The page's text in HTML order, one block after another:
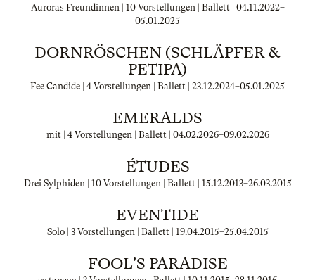
Auroras Freundinnen | 10 Vorstellungen | Ballett | 04.11.2022–
05.01.2025
DORNRÖSCHEN (SCHLÄPFER &
PETIPA)
Fee Candide | 4 Vorstellungen | Ballett | 23.12.2024–05.01.2025
EMERALDS
mit | 4 Vorstellungen | Ballett | 04.02.2026–09.02.2026
ÉTUDES
Drei Sylphiden | 10 Vorstellungen | Ballett | 15.12.2013–26.03.2015
EVENTIDE
Solo | 3 Vorstellungen | Ballett | 19.04.2015–25.04.2015
FOOL'S PARADISE